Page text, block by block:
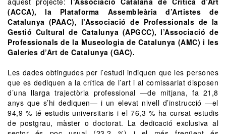
(ACCA), la Plataforma Assembleària d’Artistes de
Catalunya (PAAC), l’Associació de Professionals de la
Gestió Cultural de Catalunya (APGCC), l’Associació de
Professionals de la Museologia de Catalunya (AMC) i les
Galeries d’Art de Catalunya (GAC).
Les dades obtingudes per l’estudi indiquen que les persones
que es dediquen a la crítica de l’art i al comissariat disposen
d’una llarga trajectòria professional —de mitjana, fa 21,8
anys que s’hi dediquen— i un elevat nivell d’instrucció —el
94,9 % té estudis universitaris i el 76,3 % ha cursat estudis
de postgrau, màster o doctorat. La dedicació exclusiva al